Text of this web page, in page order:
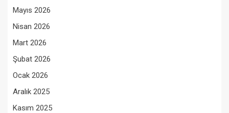
Mayıs 2026
Nisan 2026
Mart 2026
Şubat 2026
Ocak 2026
Aralık 2025
Kasım 2025